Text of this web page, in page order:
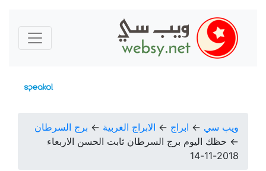
ويب سي ← ابراج ← الابراج الغربية ← برج السرطان
← حظك اليوم برج السرطان ثابت الحسن الاربعاء
2018-11-14